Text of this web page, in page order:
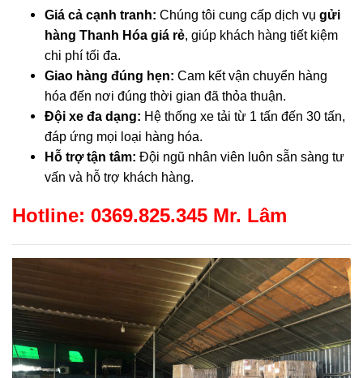
Giá cả cạnh tranh: Chúng tôi cung cấp dịch vụ gửi
hàng Thanh Hóa giá rẻ, giúp khách hàng tiết kiệm
chi phí tối đa.
Giao hàng đúng hẹn: Cam kết vận chuyển hàng
hóa đến nơi đúng thời gian đã thỏa thuận.
Đội xe đa dạng: Hệ thống xe tải từ 1 tấn đến 30 tấn,
đáp ứng mọi loại hàng hóa.
Hỗ trợ tận tâm: Đội ngũ nhân viên luôn sẵn sàng tư
vấn và hỗ trợ khách hàng.
Hotline: 0369.825.345 Mr. Lâm